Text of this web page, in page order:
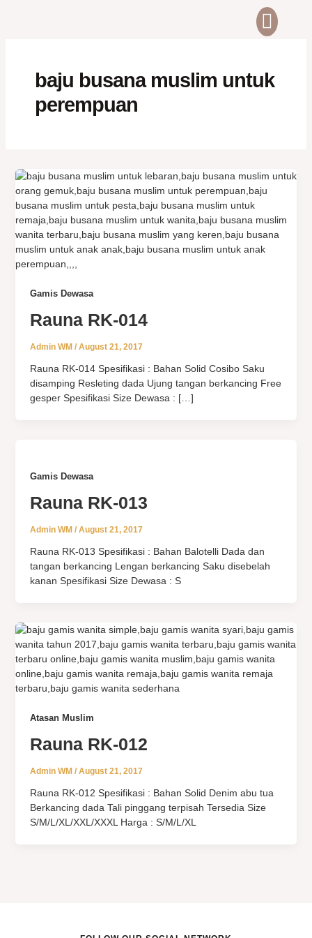
baju busana muslim untuk
perempuan
Gamis Dewasa
Rauna RK-014
Admin WM / August 21, 2017
Rauna RK-014 Spesifikasi : Bahan Solid Cosibo Saku
disamping Resleting dada Ujung tangan berkancing Free
gesper Spesifikasi Size Dewasa : […]
Gamis Dewasa
Rauna RK-013
Admin WM / August 21, 2017
Rauna RK-013 Spesifikasi : Bahan Balotelli Dada dan
tangan berkancing Lengan berkancing Saku disebelah
kanan Spesifikasi Size Dewasa : S
Atasan Muslim
Rauna RK-012
Admin WM / August 21, 2017
Rauna RK-012 Spesifikasi : Bahan Solid Denim abu tua
Berkancing dada Tali pinggang terpisah Tersedia Size
S/M/L/XL/XXL/XXXL Harga : S/M/L/XL